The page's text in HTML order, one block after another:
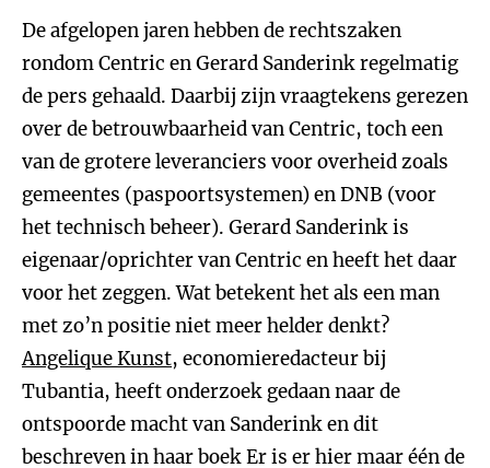
De afgelopen jaren hebben de rechtszaken
rondom Centric en Gerard Sanderink regelmatig
de pers gehaald. Daarbij zijn vraagtekens gerezen
over de betrouwbaarheid van Centric, toch een
van de grotere leveranciers voor overheid zoals
gemeentes (paspoortsystemen) en DNB (voor
het technisch beheer). Gerard Sanderink is
eigenaar/oprichter van Centric en heeft het daar
voor het zeggen. Wat betekent het als een man
met zo’n positie niet meer helder denkt?
Angelique Kunst, economieredacteur bij
Tubantia, heeft onderzoek gedaan naar de
ontspoorde macht van Sanderink en dit
beschreven in haar boek Er is er hier maar één de